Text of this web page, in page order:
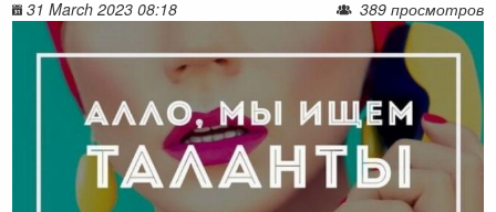
31 March 2023 08:18 389 просмотров